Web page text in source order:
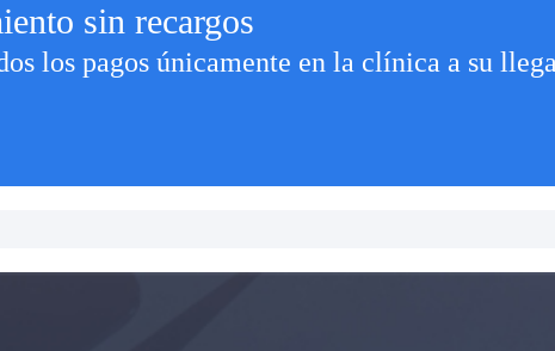
sin recargos
los pagos únicamente en la clínica a su